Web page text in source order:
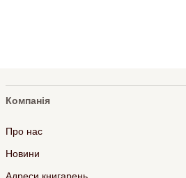
Компанія
Про нас
Новини